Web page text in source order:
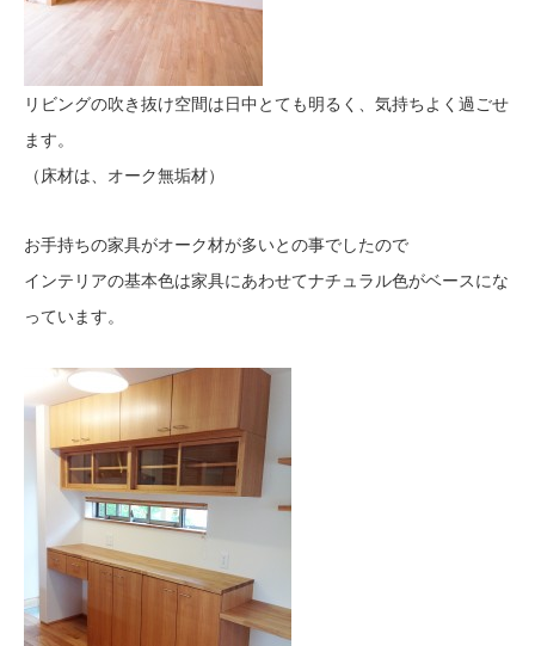
リビングの吹き抜け空間は日中とても明るく、気持ちよく過ごせ
ます。
（床材は、オーク無垢材）
お手持ちの家具がオーク材が多いとの事でしたので
インテリアの基本色は家具にあわせてナチュラル色がベースにな
っています。